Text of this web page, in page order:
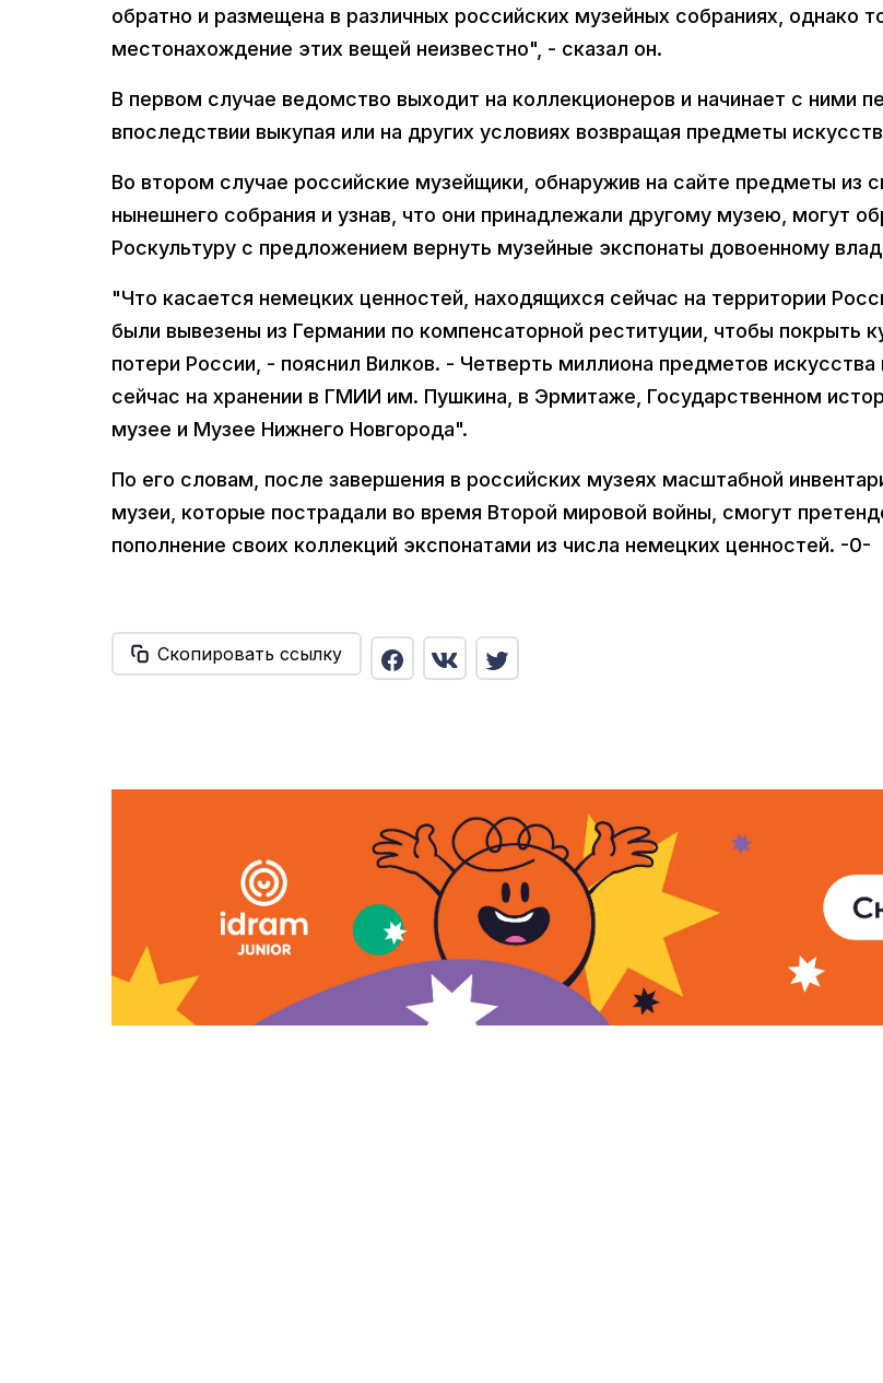
обратно и размещена в различных российских музейных собраниях, однако
местонахождение этих вещей неизвестно", - сказал он.
В первом случае ведомство выходит на коллекционеров и начинает с ними
впоследствии выкупая или на других условиях возвращая предметы
Во втором случае российские музейщики, обнаружив на сайте предметы из
нынешнего собрания и узнав, что они принадлежали другому музею, могут
Роскультуру с предложением вернуть музейные экспонаты довоенному
"Что касается немецких ценностей, находящихся сейчас на территории
были вывезены из Германии по компенсаторной реституции, чтобы покрыть
потери России, - пояснил Вилков. - Четверть миллиона предметов искусства
сейчас на хранении в ГМИИ им. Пушкина, в Эрмитаже, Государственном
музее и Музее Нижнего Новгорода".
По его словам, после завершения в российских музеях масштабной
музеи, которые пострадали во время Второй мировой войны, смогут
пополнение своих коллекций экспонатами из числа немецких ценностей. -0-
Скопировать ссылку